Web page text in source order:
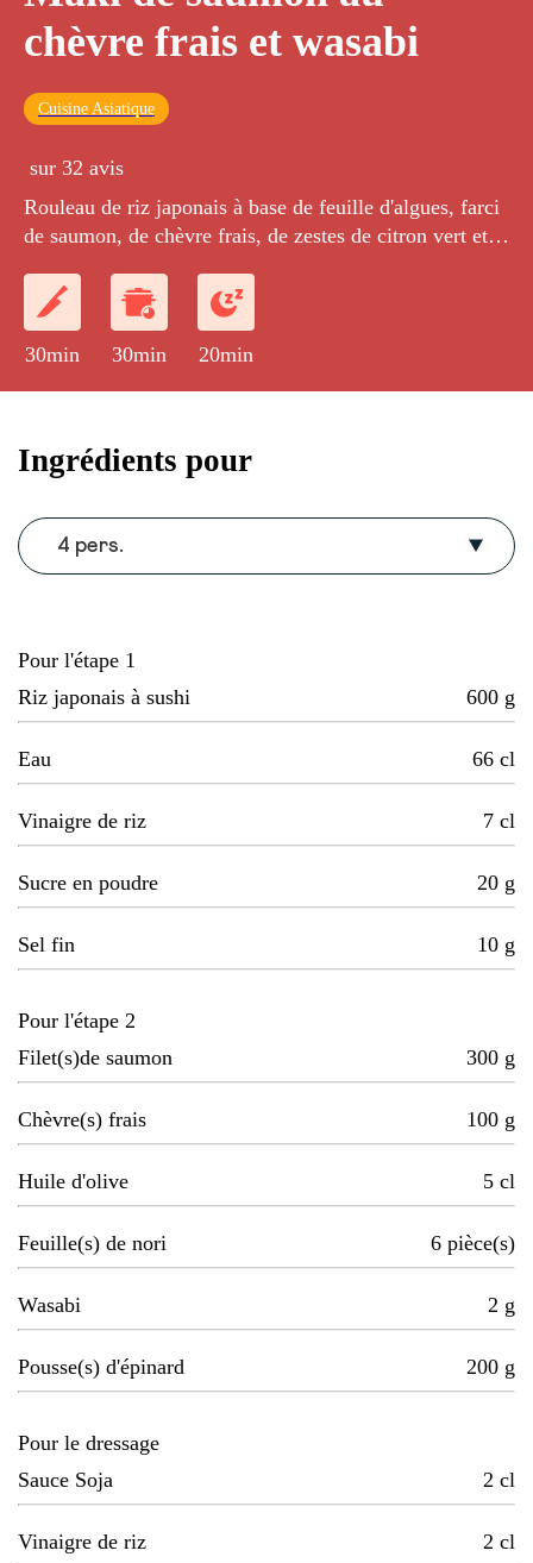
chèvre frais et wasabi
Cuisine Asiatique
sur 32 avis
Rouleau de riz japonais à base de feuille d'algues, farci
de saumon, de chèvre frais, de zestes de citron vert et
d'épinards, du gingembre mariné et de la sauce soja.
30min 30min 20min
Ingrédients pour
4 pers.
Pour l'étape 1
Riz japonais à sushi
600 g
Eau 66 cl
Vinaigre de riz 7 cl
Sucre en poudre 20 g
Sel fin 10 g
Pour l'étape 2
Filet(s)de saumon
300 g
Chèvre(s) frais 100 g
Huile d'olive 5 cl
Feuille(s) de nori 6 pièce(s)
Wasabi 2 g
Pousse(s) d'épinard 200 g
Pour le dressage
Sauce Soja
2 cl
Vinaigre de riz 2 cl